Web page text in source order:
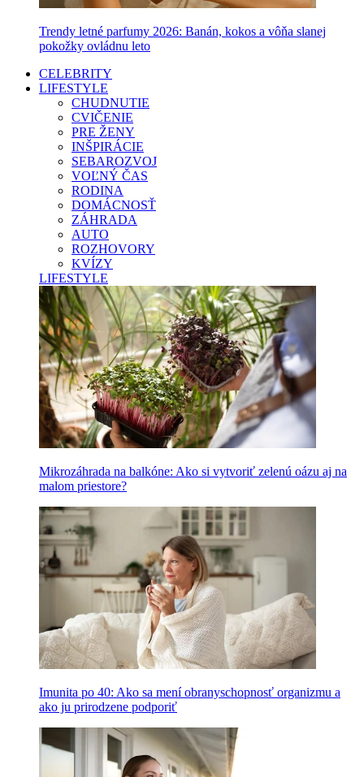
Trendy letné parfumy 2026: Banán, kokos a vôňa slanej
pokožky ovládnu leto
CELEBRITY
LIFESTYLE
CHUDNUTIE
CVIČENIE
PRE ŽENY
INŠPIRÁCIE
SEBAROZVOJ
VOĽNÝ ČAS
RODINA
DOMÁCNOSŤ
ZÁHRADA
AUTO
ROZHOVORY
KVÍZY
LIFESTYLE
Mikrozáhrada na balkóne: Ako si vytvoriť zelenú oázu aj na
malom priestore?
Imunita po 40: Ako sa mení obranyschopnosť organizmu a
ako ju prirodzene podporiť